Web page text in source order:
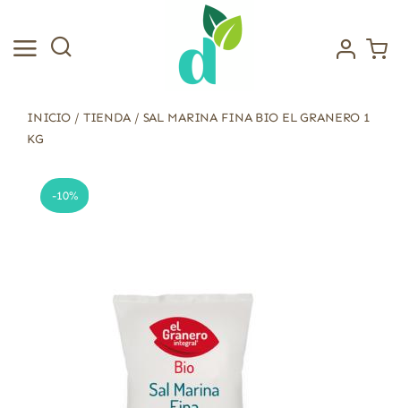
contenido
INICIO / TIENDA/ SAL MARINA FINA BIO EL GRANERO 1
KG
-10%